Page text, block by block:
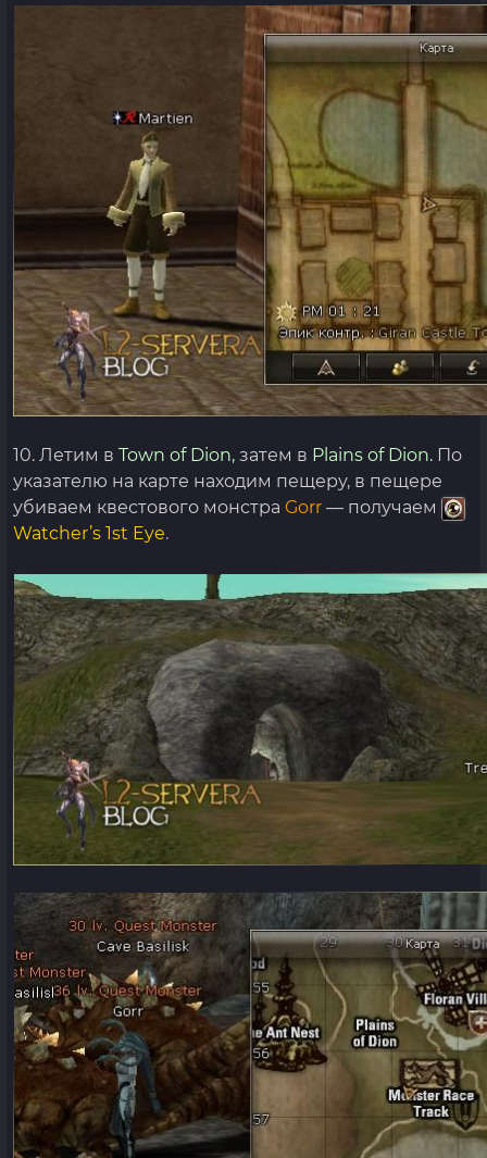
10. Летим в Town of Dion, затем в Plains of Dion. По
указателю на карте находим пещеру, в пещере
убиваем квестового монстра Gorr — получаем
Watcher’s 1st Eye.